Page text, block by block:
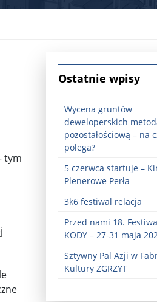
Najstarsza muzyka świata ...
zaangażowania ...
tym
Ostatnie wpisy
Wycena gruntów
deweloperskich
pozostałościową – na
polega?
5 czerwca startuje –
Plenerowe Perła
3k6 festiwal relacja
Przed nami 18.
KODY – 27-31 maja
Sztywny Pal Azji w
Kultury ZGRZYT